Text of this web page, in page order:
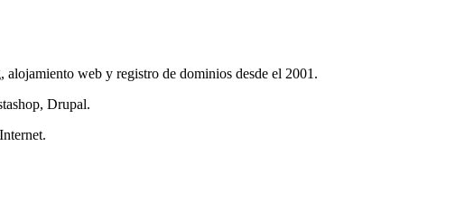
alojamiento web y registro de dominios desde el 2001.
Drupal.